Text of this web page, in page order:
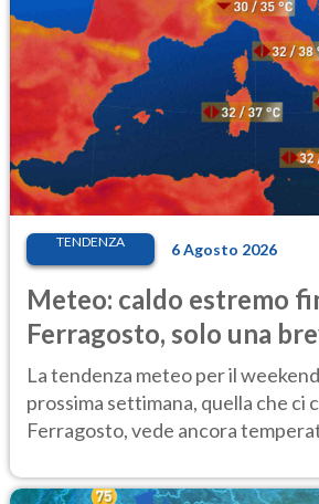
TENDENZA 6 Agosto 2026
Meteo: caldo estremo
Ferragosto, solo una
Ecco dove
La tendenza meteo per il
prossima settimana, quella che ci
Ferragosto, vede ancora